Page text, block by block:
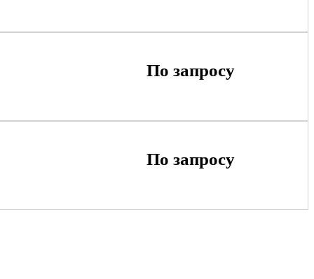
По запросу
По запросу